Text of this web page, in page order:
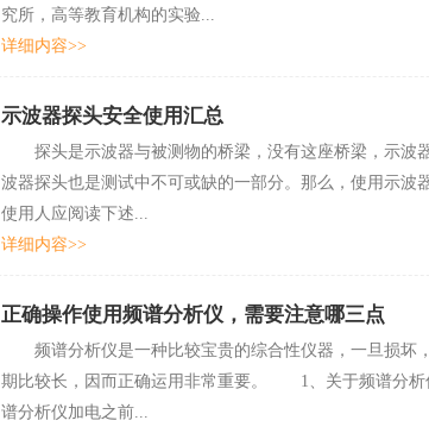
究所，高等教育机构的实验...
详细内容>>
示波器探头安全使用汇总
探头是示波器与被测物的桥梁，没有这座桥梁，示
波器探头也是测试中不可或缺的一部分。那么，使用
使用人应阅读下述...
详细内容>>
正确操作使用频谱分析仪，需要注意哪三点
频谱分析仪是一种比较宝贵的综合性仪器，一旦损坏，
期比较长，因而正确运用非常重要。 1、关于频谱分
谱分析仪加电之前...